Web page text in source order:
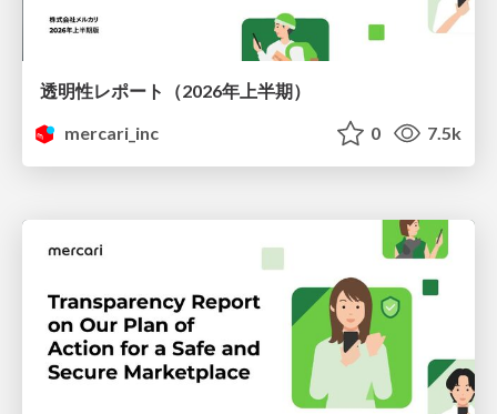
透明性レポート（2026年上半期）
mercari_inc
0 7.5k